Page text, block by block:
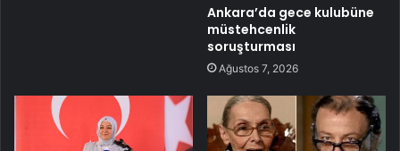
Ankara’da gece kulubüne
müstehcenlik
soruşturması
Ağustos 7, 2026